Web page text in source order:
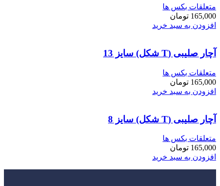
متعلقات بکس ها
165,000 تومان
افزودن به سبد خرید
آچار صلیبی (T شکل) سایز 13
متعلقات بکس ها
165,000 تومان
افزودن به سبد خرید
آچار صلیبی (T شکل) سایز 8
متعلقات بکس ها
165,000 تومان
افزودن به سبد خرید